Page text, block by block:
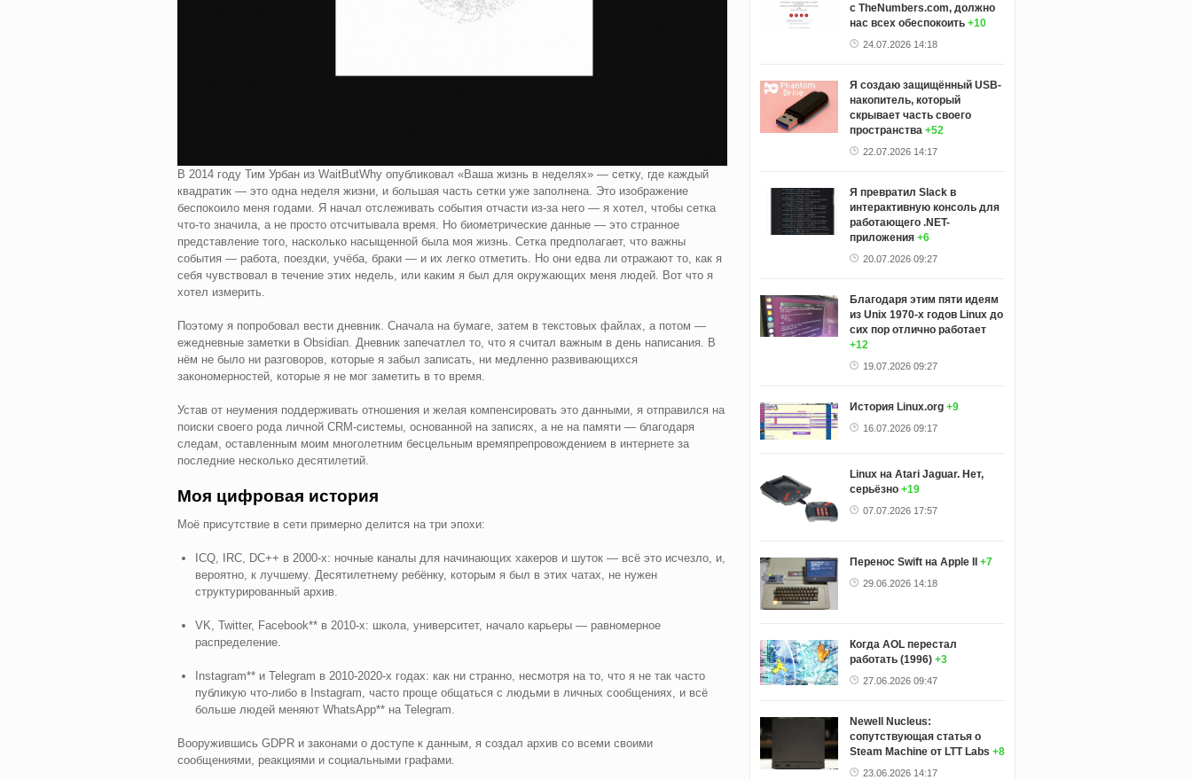
В 2014 году Тим Урбан из WaitButWhy опубликовал «Ваша жизнь в неделях» — сетку, где каждый
квадратик — это одна неделя жизни, и большая часть сетки уже заполнена. Это изображение
беспокоило меня годами. Я начал отслеживать события отчасти из-за него — я хотел, чтобы сетка
что-то значила, а не просто отсчитывала время. Но биометрические данные — это странное
представление того, насколько насыщенной была моя жизнь. Сетка предполагает, что важны
события — работа, поездки, учёба, браки — и их легко отметить. Но они едва ли отражают то, как я
себя чувствовал в течение этих недель, или каким я был для окружающих меня людей. Вот что я
хотел измерить.
Поэтому я попробовал вести дневник. Сначала на бумаге, затем в текстовых файлах, а потом —
ежедневные заметки в Obsidian. Дневник запечатлел то, что я считал важным в день написания. В
нём не было ни разговоров, которые я забыл записать, ни медленно развивающихся
закономерностей, которые я не мог заметить в то время.
Устав от неумения поддерживать отношения и желая компенсировать это данными, я отправился на
поиски своего рода личной CRM-системы, основанной на записях, а не на памяти — благодаря
следам, оставленным моим многолетним бесцельным времяпрепровождением в интернете за
последние несколько десятилетий.
Моя цифровая история
Моё присутствие в сети примерно делится на три эпохи:
ICQ, IRC, DC++ в 2000-х: ночные каналы для начинающих хакеров и шуток — всё это исчезло, и,
вероятно, к лучшему. Десятилетнему ребёнку, которым я был в этих чатах, не нужен
структурированный архив.
VK, Twitter, Facebook** в 2010-х: школа, университет, начало карьеры — равномерное
распределение.
Instagram** и Telegram в 2010-2020-х годах: как ни странно, несмотря на то, что я не так часто
публикую что-либо в Instagram, часто проще общаться с людьми в личных сообщениях, и всё
больше людей меняют WhatsApp** на Telegram.
Вооружившись GDPR и законами о доступе к данным, я создал архив со всеми своими
сообщениями, реакциями и социальными графами.
с TheNumbers.com, должно
нас всех обеспокоить +10
24.07.2026 14:18
Я создаю защищённый USB-
накопитель, который
скрывает часть своего
пространства +52
22.07.2026 14:17
Я превратил Slack в
интерактивную консоль для
работающего .NET-
приложения +6
20.07.2026 09:27
Благодаря этим пяти идеям
из Unix 1970-х годов Linux до
сих пор отлично работает
+12
19.07.2026 09:27
История Linux.org +9
16.07.2026 09:17
Linux на Atari Jaguar. Нет,
серьёзно +19
07.07.2026 17:57
Перенос Swift на Apple II +7
29.06.2026 14:18
Когда AOL перестал
работать (1996) +3
27.06.2026 09:47
Newell Nucleus:
сопутствующая статья о
Steam Machine от LTT Labs +8
23.06.2026 14:17